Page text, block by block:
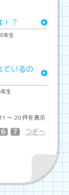
？
年生
ているの
生
〜 20 件を表示
6 7 つぎへ